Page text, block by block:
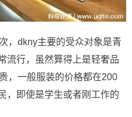
，dkny主要的受众对象是青
流行，虽然算得上是轻奢品
，一般服装的价格都在200
，即使是学生或者刚工作的